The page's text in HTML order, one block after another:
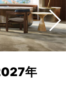
年